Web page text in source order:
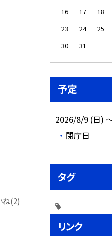
ね(2)
16
17 18
23
24 25
30
31
予定
2026/8/9 (日)
閉庁日
タグ
リンク